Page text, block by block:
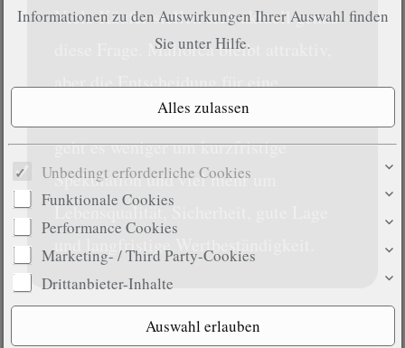
Viele Käufer stellen sich aktuell genau
diese Frage. Mallorca bleibt attraktiv,
aber die Entscheidung für eine
Immobilie hat sich verändert. Heute
geht es weniger um kurzfristige
Spekulation und viel mehr um
Lebensqualität, Sicherheit, gute Lage
und langfristige Wertbeständigkeit.
Informationen zu den Auswirkungen Ihrer Auswahl finden
Sie unterHilfe.
Unbedingt erforderliche Cookies
Funktionale Cookies
Performance Cookies
Marketing- / Third Party-Cookies
Drittanbieter-Inhalte